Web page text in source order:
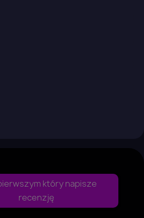
który napisze
recenzję